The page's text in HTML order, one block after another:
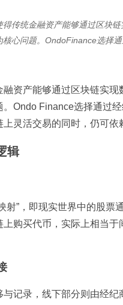
得传统金融资产能够通过区块
心问题。OndoFinance选择
资产能够通过区块链实
Ondo Finance选择通过
灵活交易的同时，仍可
辑
射”，即现实世界中的股
购买代币，实际上相当
记录，线下部分则由经